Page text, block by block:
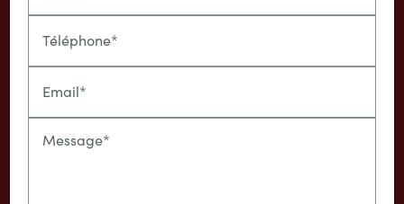
Téléphone*
Email*
Message*